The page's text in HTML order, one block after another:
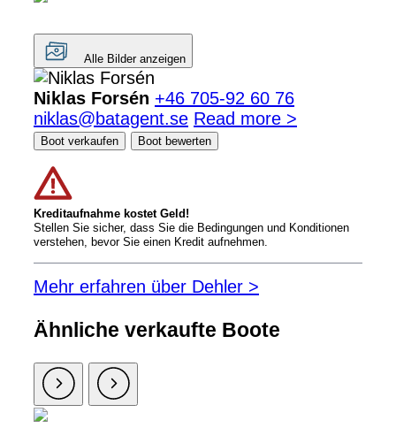
Alle Bilder anzeigen
Niklas Forsén +46 705-92 60 76
niklas@batagent.se Read more >
Boot verkaufen Boot bewerten
Kreditaufnahme kostet Geld!
Stellen Sie sicher, dass Sie die Bedingungen und Konditionen
verstehen, bevor Sie einen Kredit aufnehmen.
Mehr erfahren über Dehler >
Ähnliche verkaufte Boote